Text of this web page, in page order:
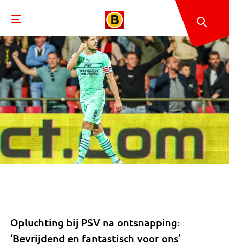
Opluchting bij PSV na ontsnapping:
‘Bevrijdend en fantastisch voor ons’